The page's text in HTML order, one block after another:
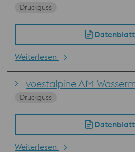
Druckguss
Datenblatt
Weiterlesen
voestalpine AM
Druckguss
Datenblatt
Weiterlesen